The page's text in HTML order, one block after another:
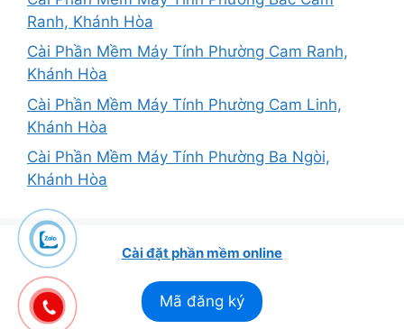
Ranh, Khánh Hòa
Cài Phần Mềm Máy Tính Phường Cam Ranh,
Khánh Hòa
Cài Phần Mềm Máy Tính Phường Cam Linh,
Khánh Hòa
Cài Phần Mềm Máy Tính Phường Ba Ngòi,
Khánh Hòa
Cài đặt phần mềm online
Mã đăng ký